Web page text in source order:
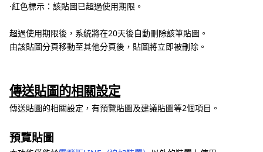
⋅紅色標示：該貼圖已超過使用期限。
超過使用期限後，系統將在20天後自動刪除該筆貼圖。
由該貼圖分頁移動至其他分頁後，貼圖將立即被刪除。
傳送貼圖的相關設定
傳送貼圖的相關設定，有預覽貼圖及建議貼圖等2個項目。
預覽貼圖